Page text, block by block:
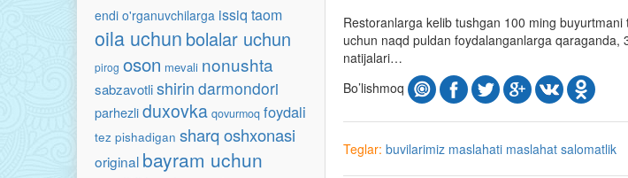
endi o'rganuvchilarga issiq taom
oila uchun bolalar uchun
pirog oson mevali nonushta
sabzavotlishirin darmondori
parhezliduxovka qovurmoq foydali
tez pishadigan sharq oshxonasi
original bayram uchun
Restoranlarga kelib tushgan 100 ming
uchun naqd puldan foydalanganlarga qaraganda,
natijalari…
Bo’lishmoq
Teglar: buvilarimiz maslahati maslahat salomatlik